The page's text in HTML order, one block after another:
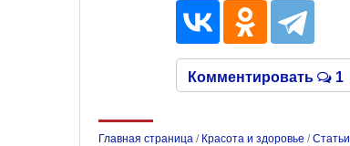
Комментировать 1
Главная страница / Красота и здоровье /Статьи